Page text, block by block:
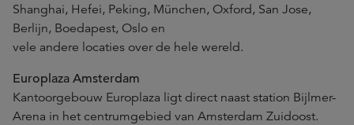
Shanghai, Hefei, Peking, München, Oxford, San Jose,
Berlijn, Boedapest, Oslo en
vele andere locaties over de hele wereld.
Europlaza Amsterdam
Kantoorgebouw Europlaza ligt direct naast station Bijlmer-
Arena in het centrumgebied van Amsterdam Zuidoost.